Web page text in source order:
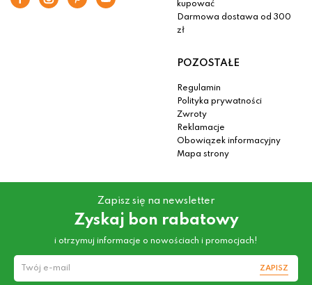
kupować
Darmowa dostawa od 300
zł
POZOSTAŁE
Regulamin
Polityka prywatności
Zwroty
Reklamacje
Obowiązek informacyjny
Mapa strony
Zapisz się na newsletter
Zyskaj bon rabatowy
i otrzymuj informacje o nowościach i promocjach!
ZAPISZ